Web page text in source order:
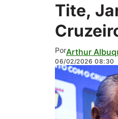
Tite,
PorArthur
06/02/2026 08:30